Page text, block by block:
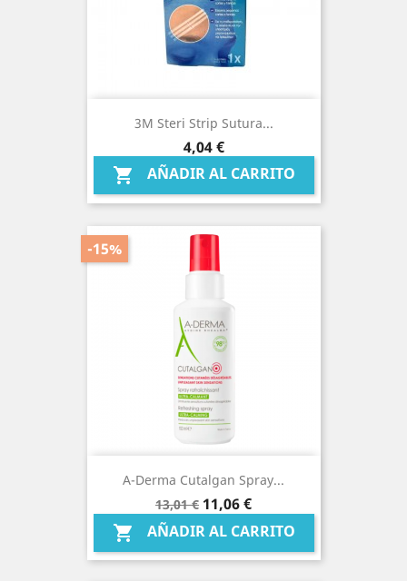
3M Steri Strip Sutura...
Precio
4,04 €
 AÑADIR AL CARRITO
A-Derma Cutalgan Spray...
Precio
base
13,01 €
-15%
Precio
11,06 €
 AÑADIR AL CARRITO